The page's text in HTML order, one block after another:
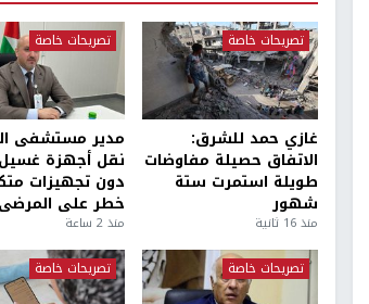
تصريحات خاصة
غازي حمد للشرق:
الاتفاق حصيلة مفاوضات
طويلة استمرت ستة
شهور
منذ 16 ثانية
تصريحات خاصة
مدير مستشفى
نقل أجهزة
دون تجهيزات
خطر على المرضى
منذ 2 ساعة
تصريحات خاصة تصريحات خاصة